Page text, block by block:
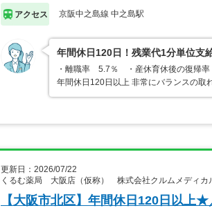
アクセス 京阪中之島線 中之島駅
年間休日120日！残業代1分単位支
・離職率 5.7％ ・産休育休後の復帰
年間休日120日以上 非常にバランスの
更新日：2026/07/22
くるむ薬局 大阪店（仮称） 株式会社クルムメディカ
【大阪市北区】年間休日120日以上